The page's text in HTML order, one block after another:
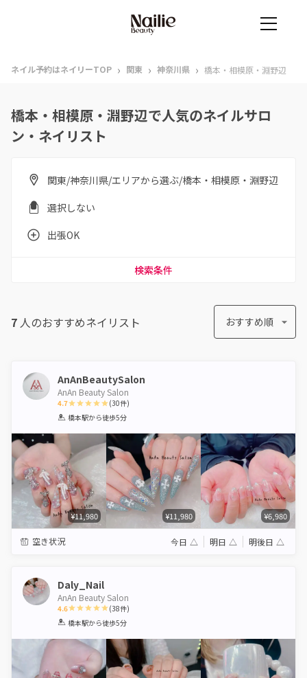
ネイル予約はネイリーTOP › 関東 › 神奈川県 › 橋本・相模原・淵野辺
橋本・相模原・淵野辺で人気のネイルサロ
ン・ネイリスト
関東/神奈川県/エリアから選ぶ/橋本・相模原・淵野辺
選択しない
出張OK
検索条件
7 人のおすすめネイリスト おすすめ順
AnAnBeautySalon
AnAn Beauty Salon
4.7
1 2 3 4 5
(30件)
橋本駅から徒歩5分
¥11,980 ¥11,980 ¥6,980
空き状況 今日 △ 明日 △ 明後日 △
Daly_Nail
AnAn Beauty Salon
4.6
1 2 3 4 5
(38件)
橋本駅から徒歩5分